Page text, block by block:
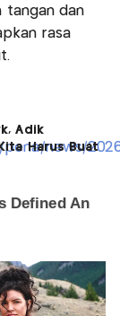
tangan dan
rasa
Adik
Harus Buat